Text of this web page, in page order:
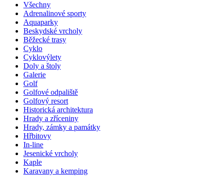
Všechny
Adrenalinové sporty
Aquaparky
Beskydské vrcholy
Běžecké trasy
Cyklo
Cyklovýlety
Doly a štoly
Galerie
Golf
Golfové odpaliště
Golfový resort
Historická architektura
Hrady a zříceniny
Hrady, zámky a památky
Hřbitovy
In-line
Jesenické vrcholy
Kaple
Karavany a kemping